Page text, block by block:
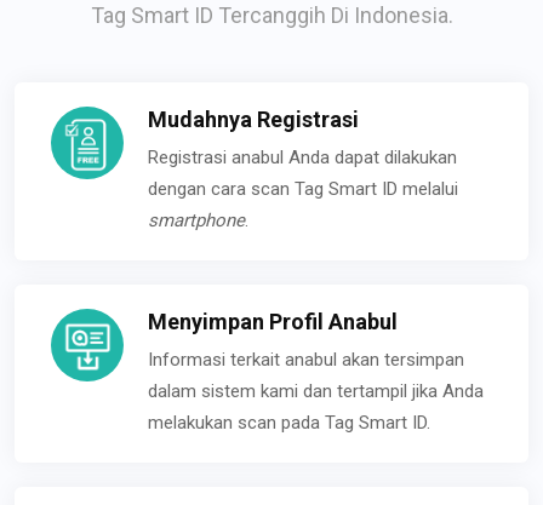
Tag Smart ID Tercanggih Di Indonesia.
Mudahnya Registrasi
Registrasi anabul Anda dapat dilakukan
dengan cara scan Tag Smart ID melalui
smartphone.
Menyimpan Profil Anabul
Informasi terkait anabul akan tersimpan
dalam sistem kami dan tertampil jika Anda
melakukan scan pada Tag Smart ID.